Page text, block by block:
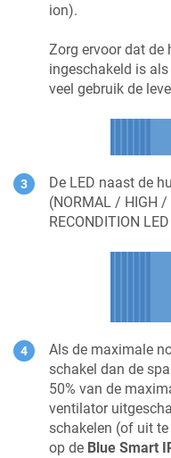
ion).
Zorg ervoor dat de
ingeschakeld is
veel gebruik de
De LED naast de
(NORMAL / HIGH
RECONDITION
Als de maximale
schakel dan de
50% van de
ventilator
schakelen (of uit
op de Blue Smart